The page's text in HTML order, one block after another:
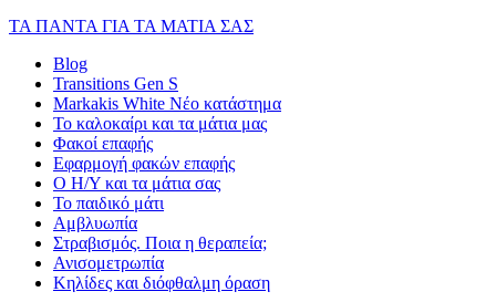
ΤΑ ΠΑΝΤΑ ΓΙΑ ΤΑ ΜΑΤΙΑ ΣΑΣ
Blog
Transitions Gen S
Markakis White Νέο κατάστημα
Το καλοκαίρι και τα μάτια μας
Φακοί επαφής
Εφαρμογή φακών επαφής
Ο Η/Υ και τα μάτια σας
Το παιδικό μάτι
Αμβλυωπία
Στραβισμός. Ποια η θεραπεία;
Ανισομετρωπία
Κηλίδες και διόφθαλμη όραση